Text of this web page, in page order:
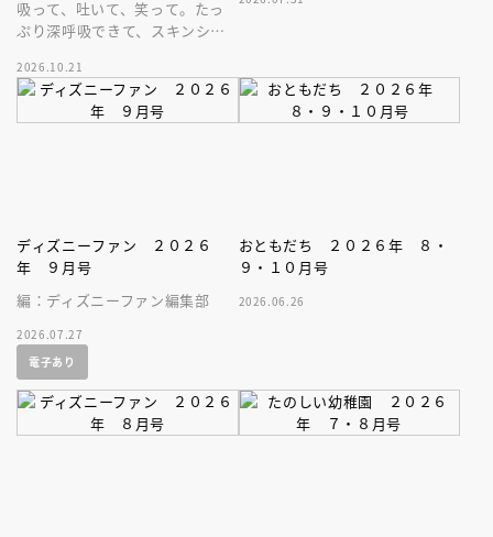
吸って、吐いて、笑って。たっ
ぷり深呼吸できて、スキンシッ
家、キボリノコンノ初のファー
ストブック。
2026.10.21
ディズニーファン ２０２６
年 ９月号
編：ディズニーファン編集部
2026.07.27
電子あり
おともだち ２０２６年 ８・
９・１０月号
2026.06.26